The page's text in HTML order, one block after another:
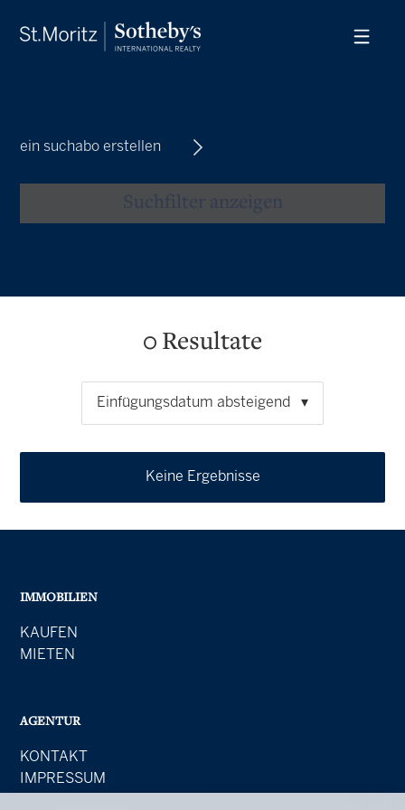
ein suchabo erstellen
0 Resultate
Einfügungsdatum absteigend
Keine Ergebnisse
IMMOBILIEN
KAUFEN
MIETEN
AGENTUR
KONTAKT
IMPRESSUM